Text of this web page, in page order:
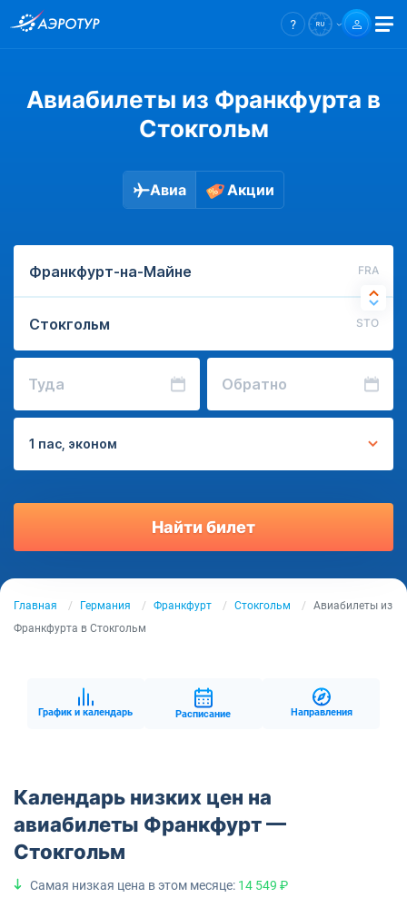
Авиабилеты из Франкфурта в
Стокгольм
Авиа Акции
FRA
STO
Туда Обратно
1 пас, эконом
Найти билет
Главная Германия Франкфурт Стокгольм
Авиабилеты из
Франкфурта в Стокгольм
График и календарь Расписание Направления
Календарь низких цен на
авиабилеты Франкфурт —
Стокгольм
Самая низкая цена в этом месяце: 14 549 ₽